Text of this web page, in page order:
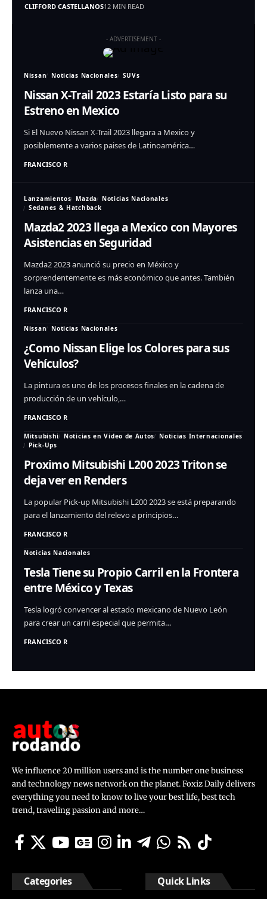
CLIFFORD CASTELLANOS12 MIN READ
- ADVERTISEMENT -
Nissan Noticias Nacionales SUVs
Nissan X-Trail 2023 Estaría Listo para su
Estreno en Mexico
Si El Nuevo Nissan X-Trail 2023 llegara a Mexico y
posiblemente a varios paises de Latinoamérica…
FRANCISCO R
Lanzamientos Mazda
Noticias Nacionales
Sedanes & Hatchback
Mazda2 2023 llega a Mexico con Mayores
Asistencias en Seguridad
Mazda2 2023 anunció su precio en México y
sorprendentemente es más económico que antes. También
lanza una…
FRANCISCO R
Nissan Noticias Nacionales
¿Como Nissan Elige los Colores para sus
Vehículos?
La pintura es uno de los procesos finales en la cadena de
producción de un vehículo,…
FRANCISCO R
Mitsubishi Noticias en Video de Autos
Noticias Internacionales
Pick-Ups
Proximo Mitsubishi L200 2023 Triton se
deja ver en Renders
La popular Pick-up Mitsubishi L200 2023 se está preparando
para el lanzamiento del relevo a principios…
FRANCISCO R
Noticias Nacionales
Tesla Tiene su Propio Carril en la Frontera
entre México y Texas
Tesla logró convencer al estado mexicano de Nuevo León
para crear un carril especial que permita…
FRANCISCO R
We influence 20 million users and is the number one business
and technology news network on the planet. Foxiz Daily delivers
everything you need to know to live your best life, best tech
trend, traveling passion and more…
Categories Quick Links